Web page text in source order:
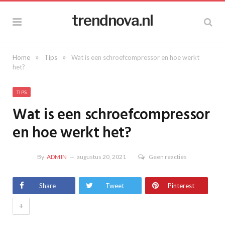
trendnova.nl
Home » Tips »
Wat is een schroefcompressor en hoe werkt
het?
TIPS
Wat is een schroefcompressor
en hoe werkt het?
By ADMIN augustus 20, 2021 Geen reacties
Share Tweet Pinterest
+